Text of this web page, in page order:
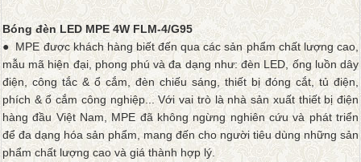
Bóng đèn LED MPE 4W FLM-4/G95
● MPE được khách hàng biết đến qua các sản phẩm chất lượng cao,
mẫu mã hiện đại, phong phú và đa dạng như: đèn LED, ống luồn dây
điện, công tắc & ổ cắm, đèn chiếu sáng, thiết bị đóng cắt, tủ điện,
phích & ổ cắm công nghiệp... Với vai trò là nhà sản xuất thiết bị điện
hàng đầu Việt Nam, MPE đã không ngừng nghiên cứu và phát triển
để đa dạng hóa sản phẩm, mang đến cho người tiêu dùng những sản
phẩm chất lượng cao và giá thành hợp lý.